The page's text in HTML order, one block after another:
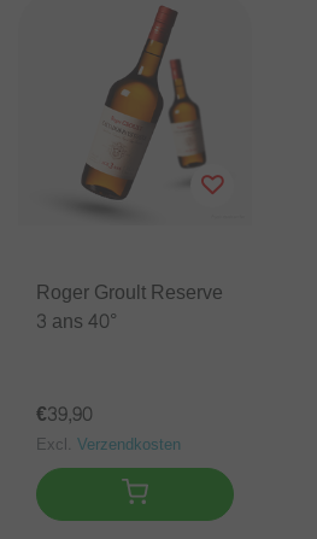
Roger Groult Reserve
3 ans 40°
€39,90
Excl. Verzendkosten